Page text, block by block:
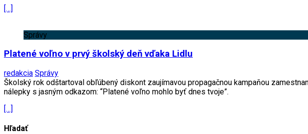
[…]
Správy
Platené voľno v prvý školský deň vďaka Lidlu
redakcia Správy
Školský rok odštartoval obľúbený diskont zaujímavou propagačnou kampaňou
nálepky s jasným odkazom: “Platené voľno mohlo byť dnes tvoje”.
[…]
Hľadať